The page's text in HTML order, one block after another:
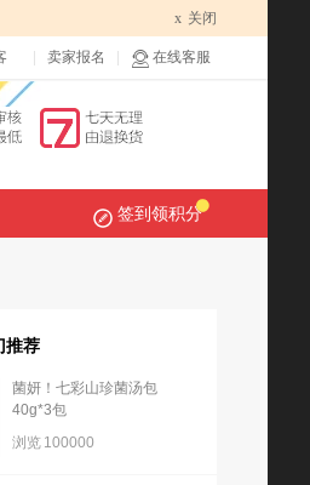
x 关闭
卖家报名 在线客服
签到领积分
推荐
菌妍！七彩山珍菌汤包
40g*3包
浏览 100000